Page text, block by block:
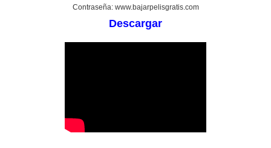
Contraseña: www.bajarpelisgratis.com
Descargar